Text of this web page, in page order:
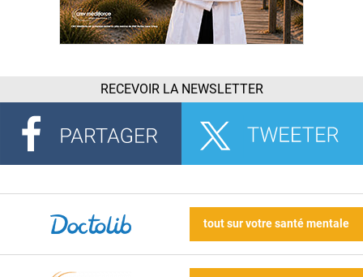
RECEVOIR LA NEWSLETTER
tout sur votre santé mentale